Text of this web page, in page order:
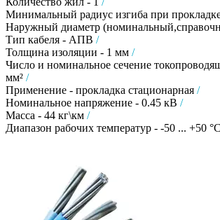
Минимальный радиус изгиба при
Наружный диаметр
Тип кабеля - АПВ /
Толщина изоляции - 1 мм /
Число и номинальное сечение
мм² /
Применение - прокладка стационарная /
Номинальное напряжение - 0.45 кВ /
Масса - 44 кг\км /
Диапазон рабочих температур - -50 ... +50 °C